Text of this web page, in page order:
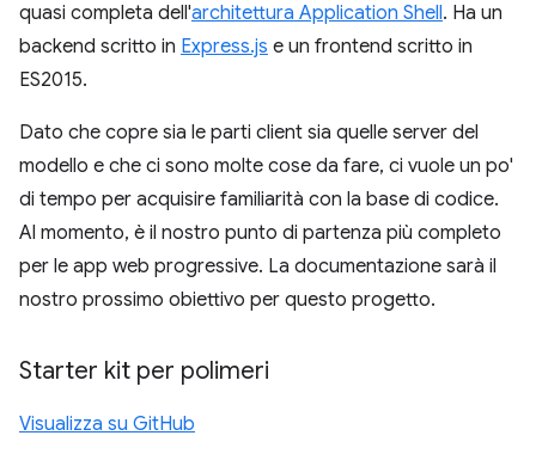
quasi completa dell'architettura Application Shell. Ha un
backend scritto in Express.js e un frontend scritto in
ES2015.
Dato che copre sia le parti client sia quelle server del
modello e che ci sono molte cose da fare, ci vuole un po'
di tempo per acquisire familiarità con la base di codice.
Al momento, è il nostro punto di partenza più completo
per le app web progressive. La documentazione sarà il
nostro prossimo obiettivo per questo progetto.
Starter kit per polimeri
Visualizza su GitHub